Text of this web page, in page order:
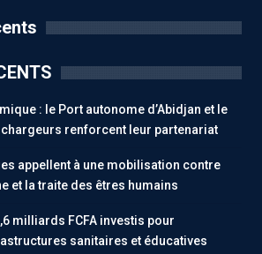
: le Port autonome d’Abidjan et le
renforcent leur partenariat
appellent à une mobilisation contre
et la traite des êtres humains
milliards FCFA investis pour
sanitaires et éducatives